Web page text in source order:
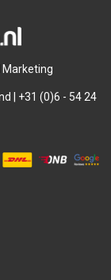
Marketing
| +31 (0)6 - 54 24